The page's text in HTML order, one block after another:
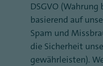
DSGVO
basierend auf
Spam und
die Sicherheit
gewährleisten).